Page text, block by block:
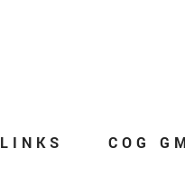
LINKS COG